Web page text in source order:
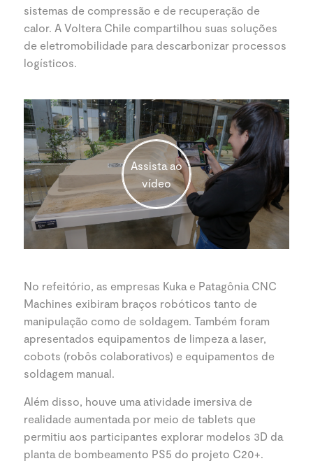
sistemas de compressão e de recuperação de
calor. A Voltera Chile compartilhou suas soluções
de eletromobilidade para descarbonizar processos
logísticos.
Assista ao
vídeo
No refeitório, as empresas Kuka e Patagônia CNC
Machines exibiram braços robóticos tanto de
manipulação como de soldagem. Também foram
apresentados equipamentos de limpeza a laser,
cobots (robôs colaborativos) e equipamentos de
soldagem manual.
Além disso, houve uma atividade imersiva de
realidade aumentada por meio de tablets que
permitiu aos participantes explorar modelos 3D da
planta de bombeamento PS5 do projeto C20+.